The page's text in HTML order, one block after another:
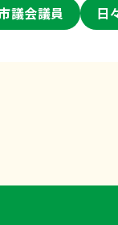
議会議員 日